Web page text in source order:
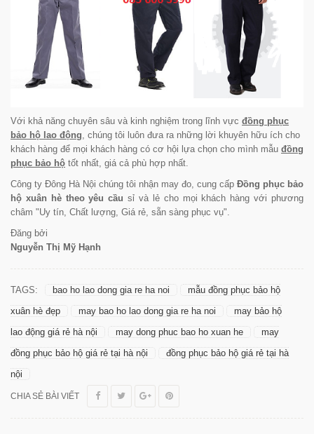
Với khả năng chuyên sâu và kinh nghiệm trong lĩnh vực đồng phục
bảo hộ lao động , chúng tôi luôn đưa ra những lời khuyên hữu ích cho
khách hàng để mọi khách hàng có cơ hội lựa chọn cho mình mẫu đồng
phục bảo hộ tốt nhất, giá cả phù hợp nhất.
Công ty Đông Hà Nội chúng tôi nhận may đo, cung cấp Đồng phục bảo
hộ xuân hè theo yêu cầu sỉ và lẻ cho mọi khách hàng với phương
châm "Uy tín, Chất lượng, Giá rẻ, sẵn sàng phục vụ".
Đăng bởi
Nguyễn Thị Mỹ Hạnh
TAGS: bao ho lao dong gia re ha noi
mẫu đồng phục bảo hộ
xuân hè đẹp
may bao ho lao dong gia re ha noi
may bảo hộ
lao động giá rẻ hà nội
may dong phuc bao ho xuan he
may
đồng phục bảo hộ giá rẻ tại hà nội
đồng phục bảo hộ giá rẻ tại hà
nội
CHIA SẺ BÀI VIẾT